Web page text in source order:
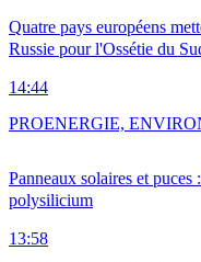
Quatre pays européens
Russie pour l'Ossétie du
14:44
Panneaux solaires et
polysilicium
13:58
PROENERGIE,